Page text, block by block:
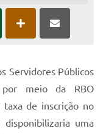
Servidores Públicos
por meio da RBO
taxa de inscrição no
uma